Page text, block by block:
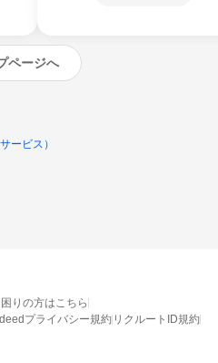
ページへ
ービス）
るとプログラムの詳細案内を
取れるようになります
りの方はこちら
プライバシー規約 リクルートID規約